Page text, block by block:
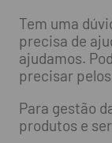
Tem uma
precisa de
ajudamos.
precisar
Para gestão
produtos e